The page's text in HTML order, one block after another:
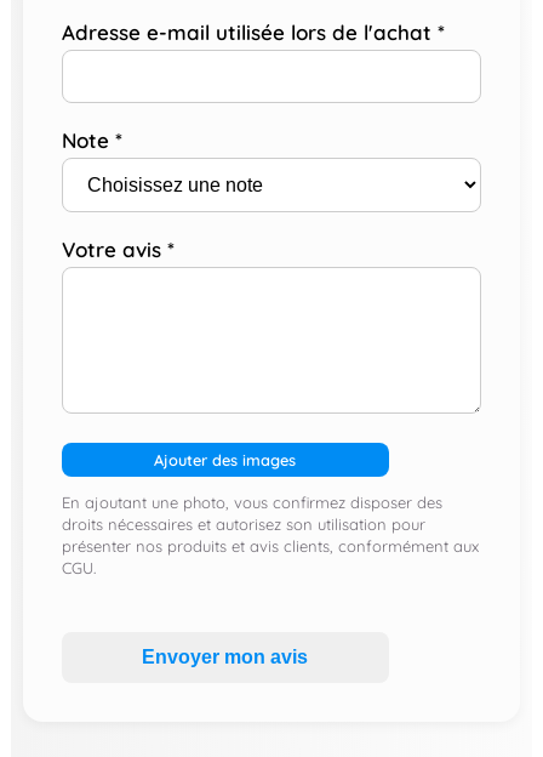
Adresse e-mail utilisée lors de l'achat *
Note *
Votre avis *
Ajouter des images
En ajoutant une photo, vous confirmez disposer des
droits nécessaires et autorisez son utilisation pour
présenter nos produits et avis clients, conformément aux
CGU.
Envoyer mon avis